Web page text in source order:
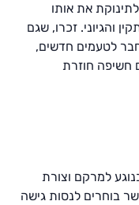
את אותו
והגיוני. זכרו, שגם
לטעמים חדשים,
חשיפה חוזרת
למרקם וצורת
בוחרים לנסות גישה